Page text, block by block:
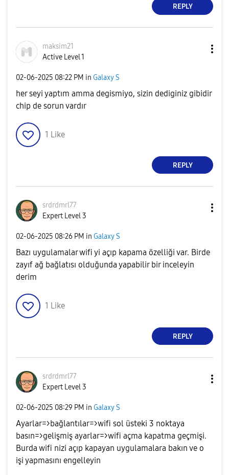
REPLY
maksim21
Active Level 1
‎02-06-2025 08:22 PM in Galaxy S
her seyi yaptım amma degismiyo, sizin dediginiz gibidir
chip de sorun vardır
1 Like
REPLY
srdrdmrl77
Expert Level 3
‎02-06-2025 08:26 PM in Galaxy S
Bazı uygulamalar wifi yi açıp kapama özelliği var. Birde
zayıf ağ bağlatısı olduğunda yapabilir bir inceleyin
derim
1 Like
REPLY
srdrdmrl77
Expert Level 3
‎02-06-2025 08:29 PM in Galaxy S
Ayarlar=>bağlantılar=>wifi sol üsteki 3 noktaya
basın=>gelişmiş ayarlar=>wifi açma kapatma geçmişi.
Burda wifi nizi açıp kapayan uygulamalara bakın ve o
işi yapmasını engelleyin